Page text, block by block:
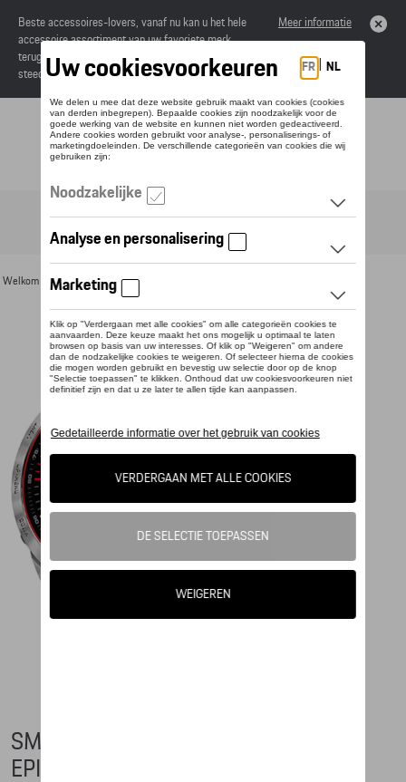
Beste accessoires-lovers, vanaf nu kan u het hele
accessoire assortiment van uw favoriete merk
terugvinden in de online catalogus. Deze kunnen
steeds besteld worden via uw dealer.
Meer informatie
Toggle navigation
Welkom >Voor u >Horloges
SMARTWATCH PORSCHE X GARMIN
EPIX 2